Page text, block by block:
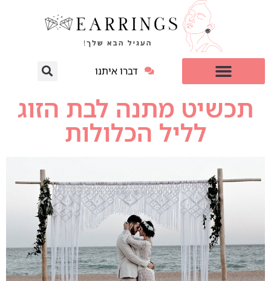
דברו איתנו
תכשיט מתנה לבת הזוג
לליל הכלולות